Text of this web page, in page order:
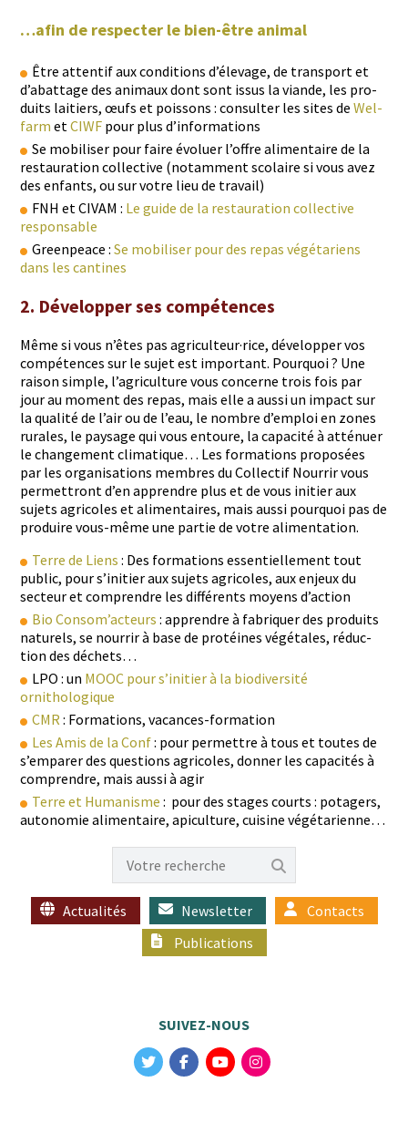
…afin de respecter le bien-être animal
Être atten­tif aux con­di­tions d’élevage, de trans­port et
d’abattage des ani­maux dont sont issus la viande, les pro­
duits laitiers, œufs et pois­sons : con­sul­ter les sites deWel­
farmetCIWF pour plus d’informations
Se mobilis­er pour faire évoluer l’offre ali­men­taire de la
restau­ra­tion col­lec­tive (notam­ment sco­laire si vous avez
des enfants, ou sur votre lieu de travail)
FNH et CIVAM : Le guide de la restau­ra­tion col­lec­tive
responsable
Green­peace :Se mobilis­er pour des repas végé­tariens
dans les cantines
2. Développer ses compétences
Même si vous n’êtes pas agriculteur·rice, dévelop­per vos
com­pé­tences sur le sujet est impor­tant. Pourquoi ? Une
rai­son sim­ple, l’a­gri­cul­ture vous con­cerne trois fois par
jour au moment des repas, mais elle a aus­si un impact sur
la qual­ité de l’air ou de l’eau, le nom­bre d’emploi en zones
rurales, le paysage qui vous entoure, la capac­ité à atténuer
le change­ment cli­ma­tique… Les for­ma­tions pro­posées
par les organ­i­sa­tions mem­bres du Col­lec­tif Nour­rir vous
per­me­t­tront d’en appren­dre plus et de vous ini­ti­er aux
sujets agri­coles et ali­men­taires, mais aus­si pourquoi pas de
pro­duire vous-même une par­tie de votre alimentation.
Terre de Liens: Des for­ma­tions essen­tielle­ment tout
pub­lic, pour s’initier aux sujets agri­coles, aux enjeux du
secteur et com­pren­dre les dif­férents moyens d’action
Bio Con­som’ac­teurs : appren­dre à fab­ri­quer des pro­duits
naturels, se nour­rir à base de pro­téines végé­tales, réduc­
tion des déchets…
LPO : un MOOC pour s’initier à la bio­di­ver­sité
ornithologique
CMR: For­ma­tions, vacances-formation
Les Amis de la Conf: pour per­me­t­tre à tous et toutes de
s’emparer des ques­tions agri­coles, don­ner les capac­ités à
com­pren­dre, mais aus­si à agir
Terre et Human­isme : pour des stages courts : potagers,
autonomie ali­men­taire, api­cul­ture, cui­sine végétarienne…
Actualités Newsletter
Contacts
Publications
SUIVEZ-NOUS